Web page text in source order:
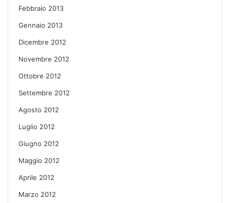
Febbraio 2013
Gennaio 2013
Dicembre 2012
Novembre 2012
Ottobre 2012
Settembre 2012
Agosto 2012
Luglio 2012
Giugno 2012
Maggio 2012
Aprile 2012
Marzo 2012